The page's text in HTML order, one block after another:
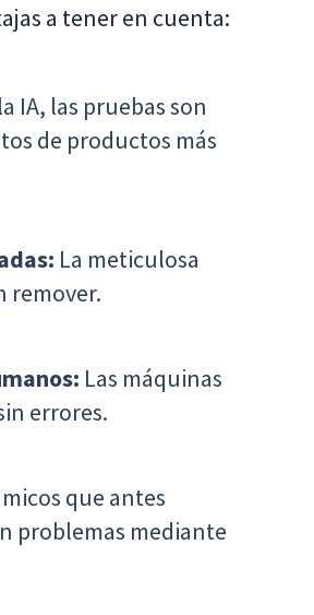
a tener en cuenta:
IA, las pruebas son
de productos más
La meticulosa
remover.
Las máquinas
errores.
que antes
problemas mediante